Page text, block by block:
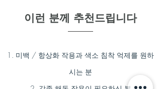
이런 분께 추천드립니다
1. 미백 / 항상화 작용과 색소 침착 억제를 원하
시는 분